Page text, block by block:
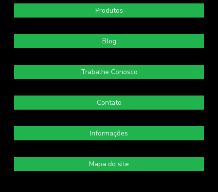
Produtos
Blog
Trabalhe Conosco
Contato
Informações
Mapa do site